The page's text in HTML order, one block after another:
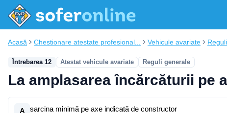
Acasă Chestionare atestate profesional... Vehicule avariate
Întrebarea 12 Atestat vehicule avariate Reguli generale
La amplasarea încărcăturii pe
A sarcina minimă pe axe indicată de constructor